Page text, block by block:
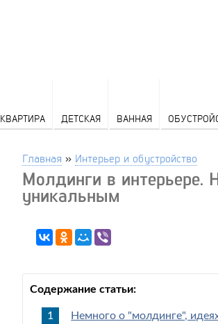
КВАРТИРА ДЕТСКАЯ ВАННАЯ
Главная » Интерьер и обустройство
Молдинги в интерьере.
уникальным
Содержание статьи:
Немного о "молдинге",